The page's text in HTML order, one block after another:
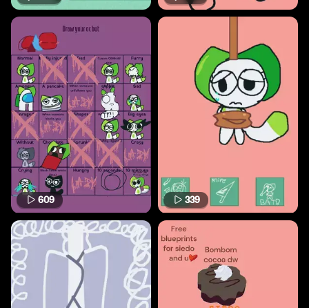
609 339